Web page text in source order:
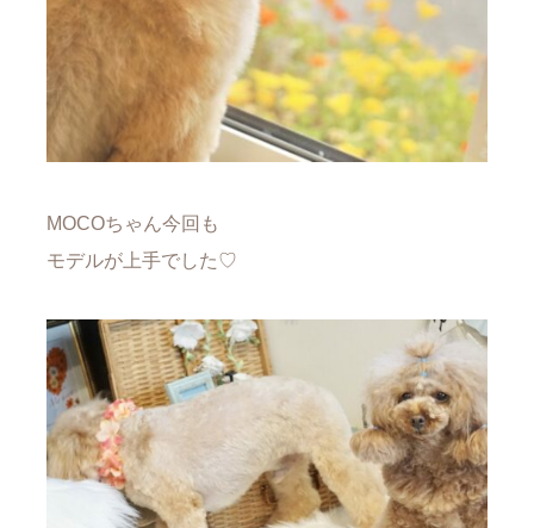
MOCOちゃん今回も
モデルが上手でした♡